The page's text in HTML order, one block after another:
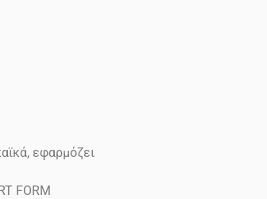
εφαρμόζει
FORM